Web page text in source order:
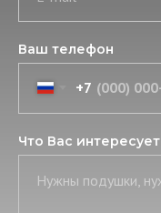
Ваш телефон
+7
Что Вас интересует